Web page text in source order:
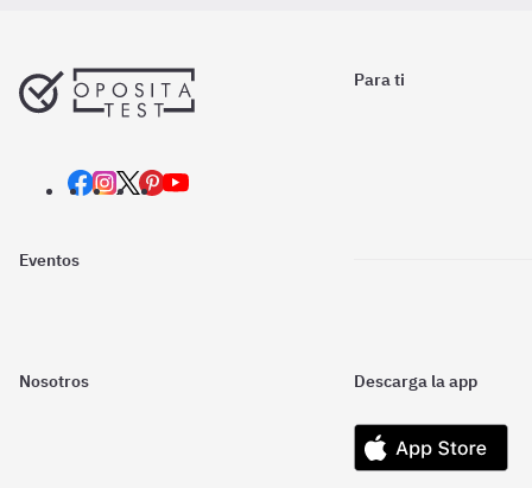
Para ti
Eventos
Nosotros Descarga la app